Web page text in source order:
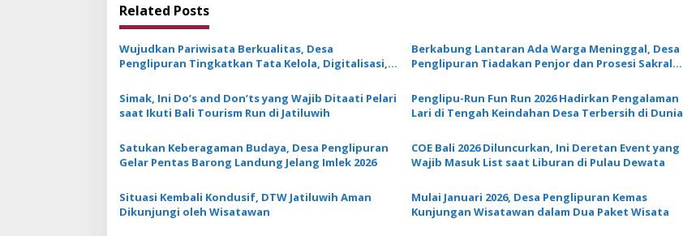
t
n
a
i
a
t
i
o
Related Posts
Wujudkan Pariwisata Berkualitas, Desa
Penglipuran Tingkatkan Tata Kelola, Digitalisasi,
Berkabung Lantaran Ada Warga Meninggal, Desa
Penglipuran Tiadakan Penjor dan Prosesi Sakral
Simak, Ini Do’s and Don’ts yang Wajib Ditaati Pelari
saat Ikuti Bali Tourism Run di Jatiluwih
Penglipu-Run Fun Run 2026 Hadirkan Pengalaman
Lari di Tengah Keindahan Desa Terbersih di Dunia
Satukan Keberagaman Budaya, Desa Penglipuran
Gelar Pentas Barong Landung Jelang Imlek 2026
COE Bali 2026 Diluncurkan, Ini Deretan Event yang
Wajib Masuk List saat Liburan di Pulau Dewata
Situasi Kembali Kondusif, DTW Jatiluwih Aman
Dikunjungi oleh Wisatawan
Mulai Januari 2026, Desa Penglipuran Kemas
Kunjungan Wisatawan dalam Dua Paket Wisata